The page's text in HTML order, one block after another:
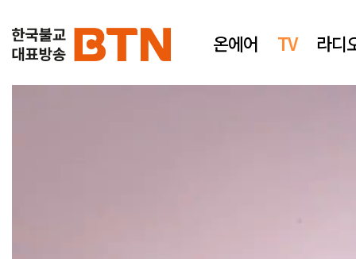
온에어 TV 라디